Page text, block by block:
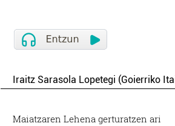
Iraitz Sarasola Lopetegi (Goierriko
Maiatzaren Lehena gerturatzen ari